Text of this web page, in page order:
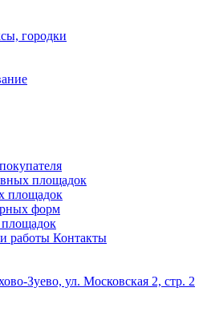
городки
площадок
площадок
форм
площадок
работы Контакты
Зуево, ул. Московская 2, стр. 2